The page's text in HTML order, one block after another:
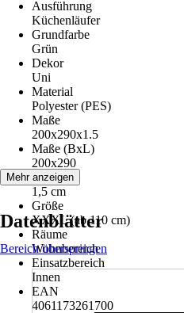
Ausführung
Küchenläufer
Grundfarbe
Grün
Dekor
Uni
Material
Polyester (PES)
Maße
200x290x1.5
Maße (BxL)
200x290
Höhe
1,5 cm
Größe
XXXL (ab 110 cm)
Räume
Wohnbereich
Einsatzbereich
Innen
EAN
4061173261700
Mehr anzeigen
Datenblätter
Bereich überspringen